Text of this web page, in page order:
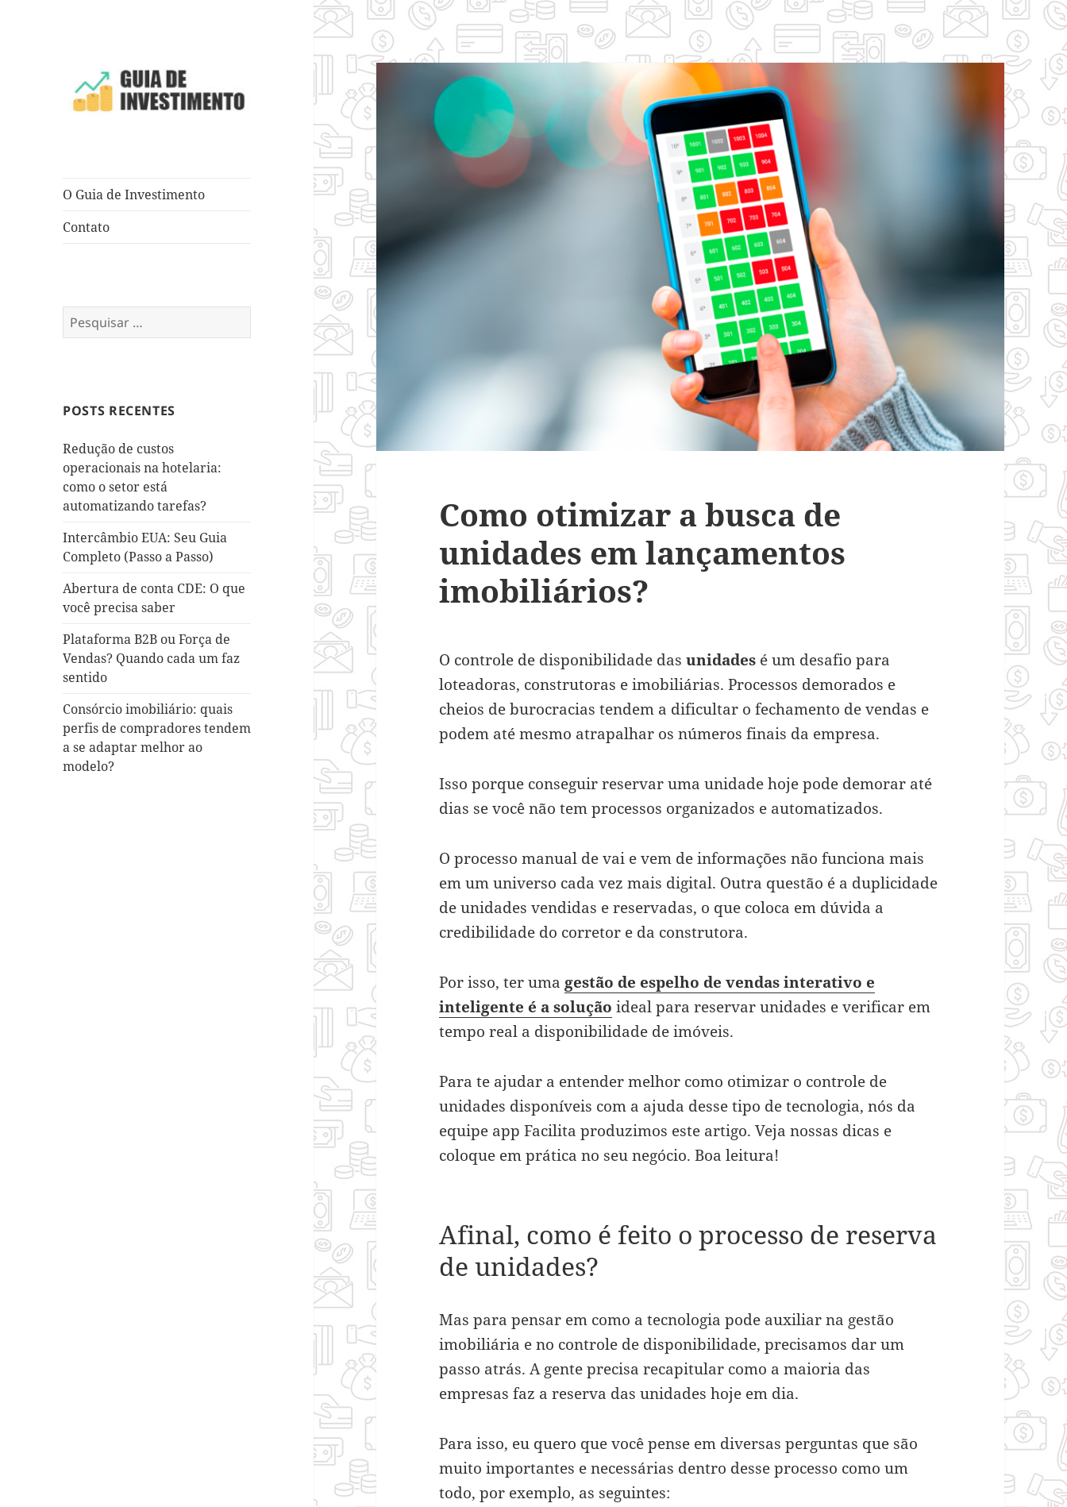
O Guia de Investimento
Contato
Pesquisar
por:
POSTS RECENTES
Redução de custos
operacionais na hotelaria:
como o setor está
automatizando tarefas?
Intercâmbio EUA: Seu Guia
Completo (Passo a Passo)
Abertura de conta CDE: O que
você precisa saber
Plataforma B2B ou Força de
Vendas? Quando cada um faz
sentido
Consórcio imobiliário: quais
perfis de compradores tendem
a se adaptar melhor ao
modelo?
Como otimizar a busca de
unidades em lançamentos
imobiliários?
O controle de disponibilidade dasunidades é um desafio para
loteadoras, construtoras e imobiliárias. Processos demorados e
cheios de burocracias tendem a dificultar o fechamento de vendas e
podem até mesmo atrapalhar os números finais da empresa.
Isso porque conseguir reservar uma unidade hoje pode demorar até
dias se você não tem processos organizados e automatizados.
O processo manual de vai e vem de informações não funciona mais
em um universo cada vez mais digital. Outra questão é a duplicidade
de unidades vendidas e reservadas, o que coloca em dúvida a
credibilidade do corretor e da construtora.
Por isso, ter uma gestão de espelho de vendas interativo e
inteligente é a solução ideal para reservar unidades e verificar em
tempo real a disponibilidade de imóveis.
Para te ajudar a entender melhor como otimizar o controle de
unidades disponíveis com a ajuda desse tipo de tecnologia, nós da
equipe app Facilita produzimos este artigo. Veja nossas dicas e
coloque em prática no seu negócio. Boa leitura!
Afinal, como é feito o processo de reserva
de unidades?
Mas para pensar em como a tecnologia pode auxiliar na gestão
imobiliária e no controle de disponibilidade, precisamos dar um
passo atrás. A gente precisa recapitular como a maioria das
empresas faz a reserva das unidades hoje em dia.
Para isso, eu quero que você pense em diversas perguntas que são
muito importantes e necessárias dentro desse processo como um
todo, por exemplo, as seguintes: